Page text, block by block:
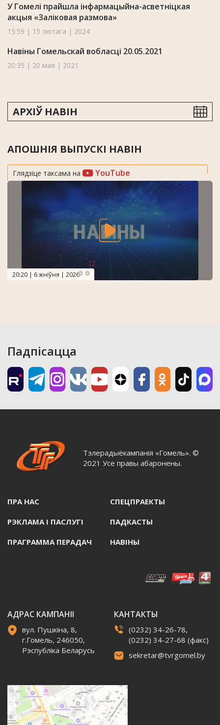
У Гомелі прайшла інфармацыйна-асветніцкая
акцыя «Заліковая размова»
15:59 | 15 лютага | 2024
Навіны Гомельскай вобласці 20.05.2021
20:35 | 20 мая | 2021
АРХІЎ НАВІН
АПОШНІЯ ВЫПУСКІ НАВІН
Глядзіце таксама на YouTube
20:20 | 6 жніўня | 2026
Падпісацца
Тэлерадыёкампанія «Гомель». ©
2021 Усе правы абаронены.
ПРА НАС СПЕЦПРАЕКТЫ
РЭКЛАМА I ПАСЛУГI ПАДКАСТЫ
ПРАГРАММА ПЕРАДАЧ НАВIНЫ
АДРАС КАМПАНІІ
вул. Пушкіна, 8,
г.Гомель, 246050,
Рэспубліка Беларусь
КАНТАКТЫ
(0232) 34-26-78,
(0232) 34-27-68 (факс)
sekretar@tvrgomel.by